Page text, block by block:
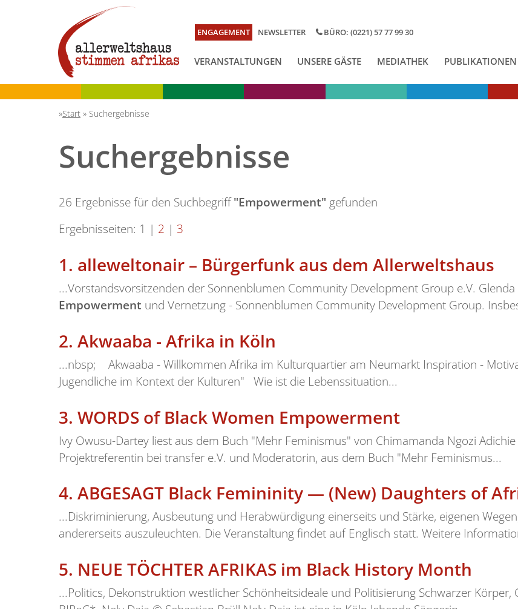
BÜRO: (0221) 57 77 99 30
ENGAGEMENT NEWSLETTER
VERANSTALTUNGEN UNSERE GÄSTE MEDIATHEK PUBLIKATIONEN
Start » Suchergebnisse
Suchergebnisse
26 Ergebnisse für den Suchbegriff"Empowerment" gefunden
Ergebnisseiten: 1 | 2 | 3
1. alleweltonair – Bürgerfunk aus dem Allerweltshaus
...Vorstandsvorsitzenden der Sonnenblumen Community Development Group e.V.
Empowerment und Vernetzung - Sonnenblumen Community Development Group.
2. Akwaaba - Afrika in Köln
...nbsp; Akwaaba - Willkommen Afrika im Kulturquartier am Neumarkt Inspiration -
Jugendliche im Kontext der Kulturen" Wie ist die Lebenssituation...
3. WORDS of Black Women Empowerment
Ivy Owusu-Dartey liest aus dem Buch "Mehr Feminismus" von Chimamanda Ngozi
Projektreferentin bei transfer e.V. und Moderatorin, aus dem Buch "Mehr Feminismus...
4. ABGESAGT Black Femininity — (New) Daughters of
...Diskriminierung, Ausbeutung und Herabwürdigung einerseits und Stärke, eigenen
andererseits auszuleuchten. Die Veranstaltung findet auf Englisch statt. Weitere
5. NEUE TÖCHTER AFRIKAS im Black History Month
...Politics, Dekonstruktion westlicher Schönheitsideale und Politisierung Schwarzer Körper,